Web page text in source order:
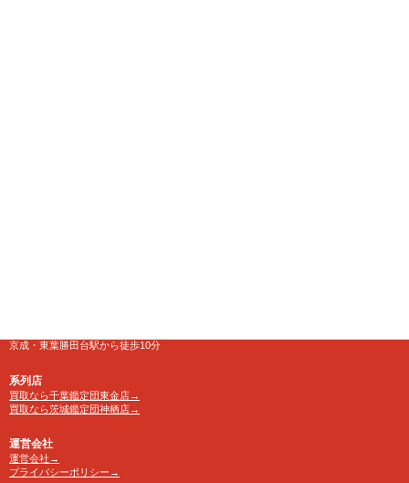
京成・東葉勝田台駅から徒歩10分
系列店
買取なら千葉鑑定団東金店→
買取なら茨城鑑定団神栖店→
運営会社
運営会社→
プライバシーポリシー→